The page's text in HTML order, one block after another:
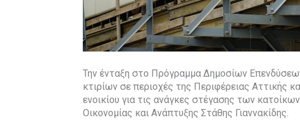
Την ένταξη στο Πρόγραμμα Δημοσίων
κτιρίων σε περιοχές της Περιφέρειας Αττικής
ενοικίου για τις ανάγκες στέγασης των
Οικονομίας και Ανάπτυξης Στάθης Γιαννακίδης.